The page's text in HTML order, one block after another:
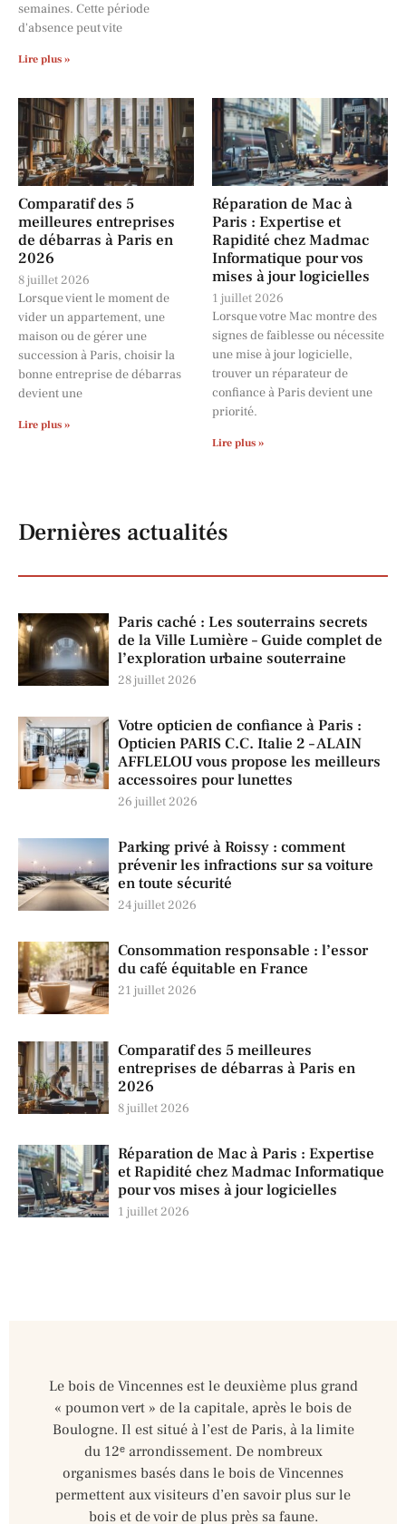
semaines. Cette période
d'absence peut vite
Lire plus »
Comparatif des 5
meilleures entreprises
de débarras à Paris en
2026
8 juillet 2026
Lorsque vient le moment de
vider un appartement, une
maison ou de gérer une
succession à Paris, choisir la
bonne entreprise de débarras
devient une
Lire plus »
Réparation de Mac à
Paris : Expertise et
Rapidité chez Madmac
Informatique pour vos
mises à jour logicielles
1 juillet 2026
Lorsque votre Mac montre des
signes de faiblesse ou nécessite
une mise à jour logicielle,
trouver un réparateur de
confiance à Paris devient une
priorité.
Lire plus »
Dernières actualités
Paris caché : Les souterrains secrets
de la Ville Lumière – Guide complet de
l’exploration urbaine souterraine
28 juillet 2026
Votre opticien de confiance à Paris :
Opticien PARIS C.C. Italie 2 – ALAIN
AFFLELOU vous propose les meilleurs
accessoires pour lunettes
26 juillet 2026
Parking privé à Roissy : comment
prévenir les infractions sur sa voiture
en toute sécurité
24 juillet 2026
Consommation responsable : l’essor
du café équitable en France
21 juillet 2026
Comparatif des 5 meilleures
entreprises de débarras à Paris en
2026
8 juillet 2026
Réparation de Mac à Paris : Expertise
et Rapidité chez Madmac Informatique
pour vos mises à jour logicielles
1 juillet 2026
Le bois de Vincennes est le deuxième plus grand
« poumon vert » de la capitale, après le bois de
Boulogne. Il est situé à l’est de Paris, à la limite
du 12ᵉ arrondissement. De nombreux
organismes basés dans le bois de Vincennes
permettent aux visiteurs d’en savoir plus sur le
bois et de voir de plus près sa faune.